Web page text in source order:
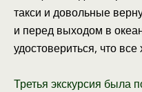
такси и довольные
и перед выходом в
удостовериться, что
Третья экскурсия была